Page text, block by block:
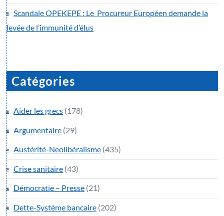
Scandale OPEKEPE : Le Procureur Européen demande la
levée de l’immunité d’élus
Catégories
Aider les grecs (178)
Argumentaire (29)
Austérité-Neolibéralisme (435)
Crise sanitaire (43)
Démocratie – Presse (21)
Dette-Système bancaire (202)